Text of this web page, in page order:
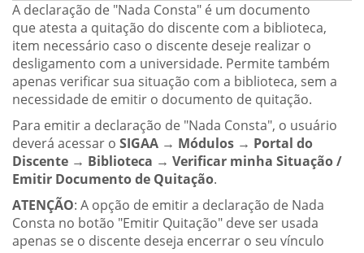
A declaração de "Nada Consta" é um documento
que atesta a quitação do discente com a biblioteca,
item necessário caso o discente deseje realizar o
desligamento com a universidade. Permite também
apenas verificar sua situação com a biblioteca, sem a
necessidade de emitir o documento de quitação.
Para emitir a declaração de "Nada Consta", o usuário
deverá acessar o SIGAA → Módulos → Portal do
Discente → Biblioteca → Verificar minha Situação /
Emitir Documento de Quitação.
ATENÇÃO: A opção de emitir a declaração de Nada
Consta no botão "Emitir Quitação" deve ser usada
apenas se o discente deseja encerrar o seu vínculo